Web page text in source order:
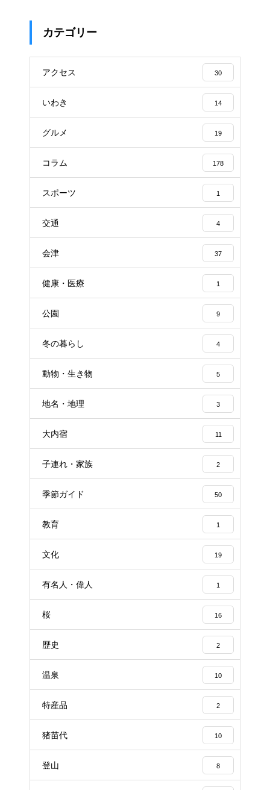
カテゴリー
アクセス 30
いわき 14
グルメ 19
コラム 178
スポーツ 1
交通 4
会津 37
健康・医療 1
公園 9
冬の暮らし 4
動物・生き物 5
地名・地理 3
大内宿 11
子連れ・家族 2
季節ガイド 50
教育 1
文化 19
有名人・偉人 1
桜 16
歴史 2
温泉 10
特産品 2
猪苗代 10
登山 8